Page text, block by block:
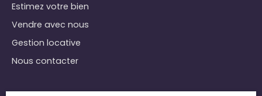
Estimez votre bien
Vendre avec nous
Gestion locative
Nous contacter